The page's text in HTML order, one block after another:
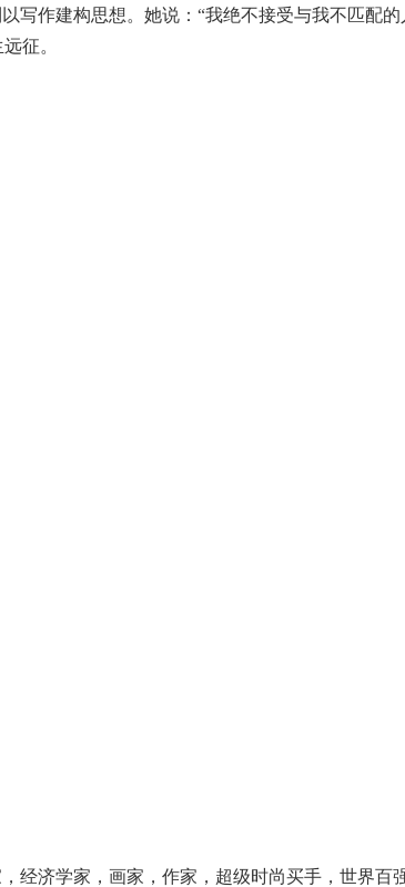
作建构思想。她说：“我绝不接受与我不匹配的
征。
济学家，画家，作家，超级时尚买手，世界百